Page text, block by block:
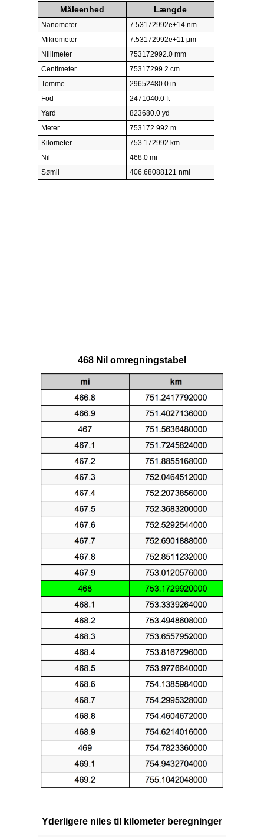
Måleenhed Længde
Nanometer
7.53172992e+14 nm
Mikrometer
7.53172992e+11 µm
Nillimeter
753172992.0 mm
Centimeter
75317299.2 cm
Tomme
29652480.0 in
Fod
2471040.0 ft
Yard
823680.0 yd
Meter
753172.992 m
Kilometer
753.172992 km
Nil
468.0 mi
Sømil
406.68088121 nmi
468 Nil omregningstabel
Yderligere niles til kilometer beregninger